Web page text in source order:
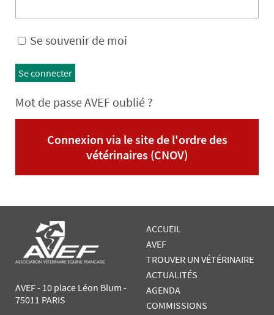
Se souvenir de moi
Se connecter
Mot de passe AVEF oublié ?
Connexion via le site de l'ordre des
vétérinaires (CNOV)
AVEF - 10 place Léon Blum -
75011 PARIS
ACCUEIL
AVEF
TROUVER UN VÉTÉRINAIRE
ACTUALITÉS
AGENDA
COMMISSIONS